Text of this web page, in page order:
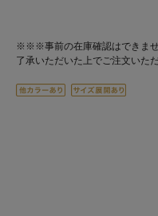
※※※事前の在庫確認はできま
了承いただいた上でご注文いた